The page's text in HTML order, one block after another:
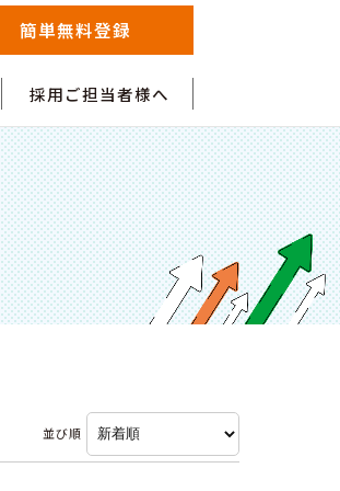
簡単無料登録
採用ご担当者様へ
並び順